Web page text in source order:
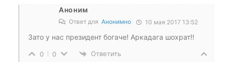
Аноним
Ответ для Анонимно 10 мая 2017 13:52
Зато у нас президент богаче! Аркадага шохрат!!
0 0 Ответить